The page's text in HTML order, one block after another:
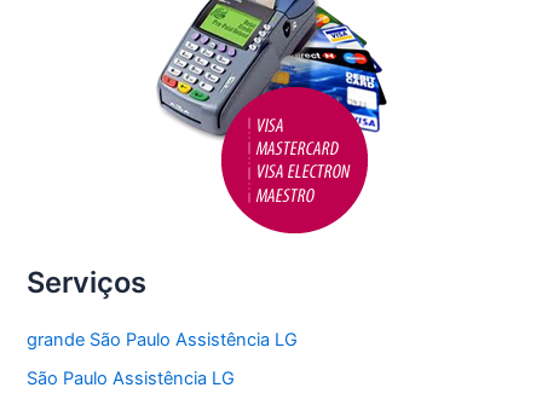
Serviços
grande São Paulo Assistência LG
São Paulo Assistência LG